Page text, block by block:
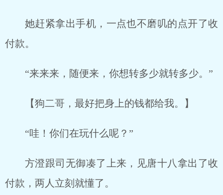
她赶紧拿出手机，一点也不磨叽的点开了收
付款。
“来来来，随便来，你想转多少就转多少。”
【狗二哥，最好把身上的钱都给我。】
“哇！你们在玩什么呢？”
方澄跟司无御凑了上来，见唐十八拿出了收
付款，两人立刻就懂了。